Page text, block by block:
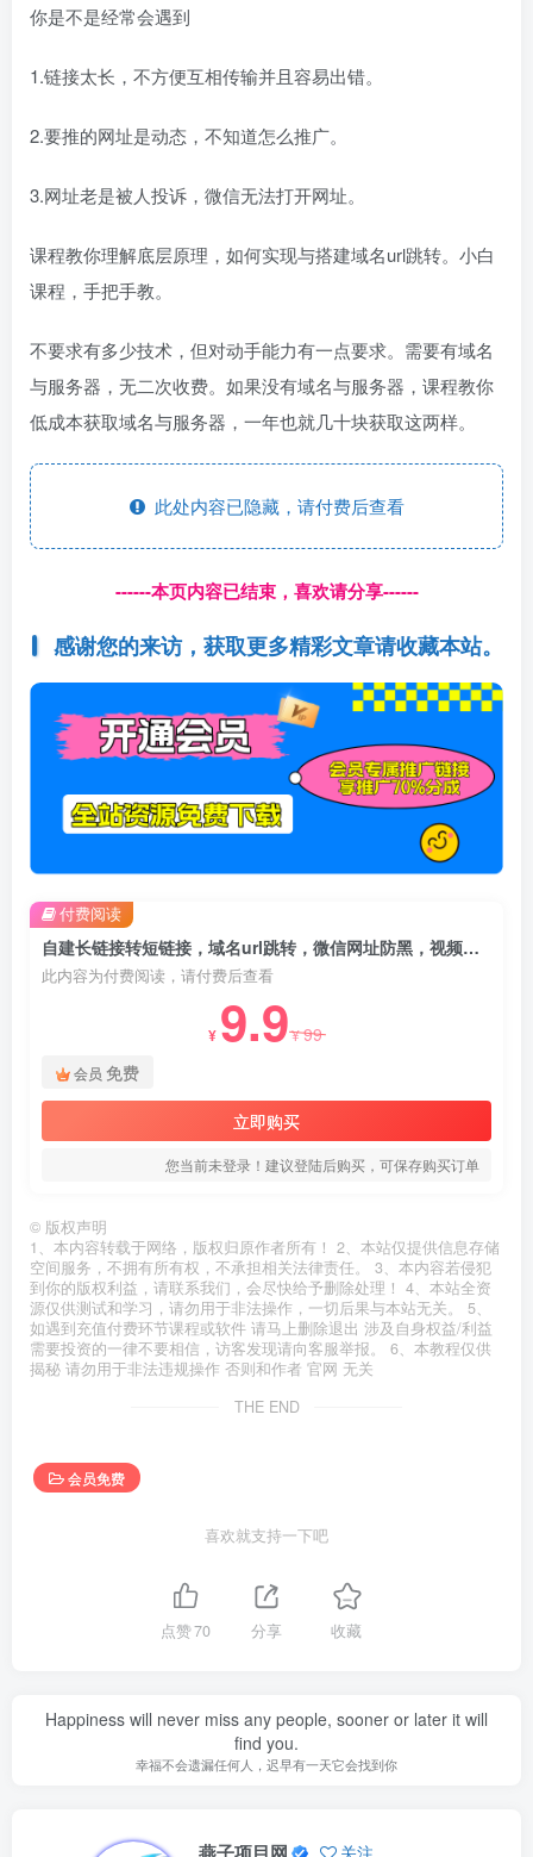
你是不是经常会遇到
1.链接太长，不方便互相传输并且容易出错。
2.要推的网址是动态，不知道怎么推广。
3.网址老是被人投诉，微信无法打开网址。
课程教你理解底层原理，如何实现与搭建域名url跳转。小白
课程，手把手教。
不要求有多少技术，但对动手能力有一点要求。需要有域名
与服务器，无二次收费。如果没有域名与服务器，课程教你
低成本获取域名与服务器，一年也就几十块获取这两样。
此处内容已隐藏，请付费后查看
------本页内容已结束，喜欢请分享------
感谢您的来访，获取更多精彩文章请收藏本站。
自建长链接转短链接，域名url跳转，微信网址防黑，视频教程手把手教你
此内容为付费阅读，请付费后查看
¥ 9.9¥99
会员 免费
立即购买
您当前未登录！建议登陆后购买，可保存购买订单
付费阅读
© 版权声明
1、本内容转载于网络，版权归原作者所有！ 2、本站仅提供信息存储
空间服务，不拥有所有权，不承担相关法律责任。 3、本内容若侵犯
到你的版权利益，请联系我们，会尽快给予删除处理！ 4、本站全资
源仅供测试和学习，请勿用于非法操作，一切后果与本站无关。 5、
如遇到充值付费环节课程或软件 请马上删除退出 涉及自身权益/利益
需要投资的一律不要相信，访客发现请向客服举报。 6、本教程仅供
揭秘 请勿用于非法违规操作 否则和作者 官网 无关
THE END
会员免费
喜欢就支持一下吧
点赞70 分享 收藏
Happiness will never miss any people, sooner or later it will
find you.
幸福不会遗漏任何人，迟早有一天它会找到你
燕子项目网 关注